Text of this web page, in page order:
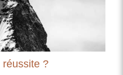
réussite ?